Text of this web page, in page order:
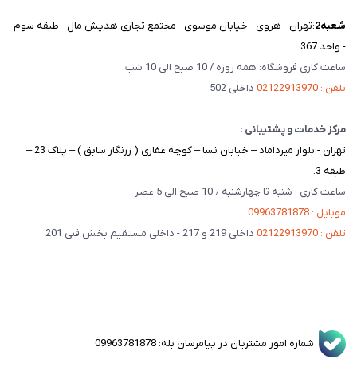
شعبه‌2 :تهران - هروی - خیابان موسوی - مجتمع تجاری هدیش مال - طبقه سوم
- واحد 367.
ساعت کاری فروشگاه: همه روزه / 10 صبح الی 10 شب.
تلفن : 02122913970
داخلی 502
مرکز خدمات و پشتیبانی :
تهران - بلوار میرداماد – خیابان نسا – کوچه غفاری ( زرنگار سابق ) – پلاک 23 –
طبقه 3.
ساعت کاری : شنبه تا چهارشنبه ٫ 10 صبح الی 5 عصر
موبایل : 09963781878
تلفن : 02122913970
داخلی 219 و 217 - داخلی مستقیم بخش فنی 201
شماره امور مشتریان در پیامرسان بله: 09963781878